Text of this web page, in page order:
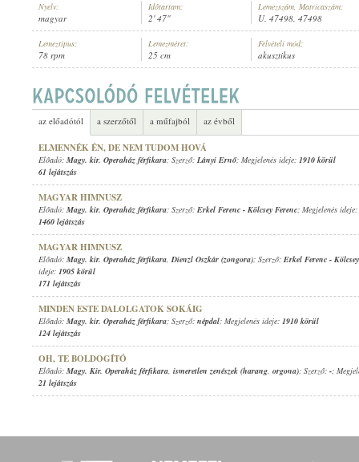
MAGY. KIR. OPERAHÁZ FÉRFIKARA ,ISMERETLEN ZENÉSZEK
Nyelv:
magyar
Időtartam:
2' 47"
Lemezszám, Matricaszám:
U. 47498, 47498
Lemeztípus:
78 rpm
Lemezméret:
25 cm
Felvételi mód:
akusztikus
az előadótól a szerzőtől a műfajból az évből
ELMENNÉK ÉN, DE NEM TUDOM HOVÁ
Előadó: Magy. kir. Operaház férfikara; Szerző: Lányi Ernő; Megjelenés ideje: 1910 körül
61 lejátszás
MAGYAR HIMNUSZ
Előadó: Magy. kir. Operaház férfikara; Szerző: Erkel Ferenc - Kölcsey Ferenc; Megjelenés ideje:
1460 lejátszás
MAGYAR HIMNUSZ
Előadó: Magy. kir. Operaház férfikara,Dienzl Oszkár (zongora); Szerző: Erkel Ferenc -
ideje: 1905 körül
171 lejátszás
MINDEN ESTE DALOLGATOK SOKÁIG
Előadó: Magy. kir. Operaház férfikara; Szerző: népdal; Megjelenés ideje: 1910 körül
124 lejátszás
OH, TE BOLDOGÍTÓ
Előadó: Magy. Kir. Operaház férfikara, ismeretlen zenészek (harang, orgona); Szerző: -;
21 lejátszás